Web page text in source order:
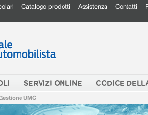
Catalogo prodotti Assistenza Contatti
SERVIZI ONLINE CODICE
UMC